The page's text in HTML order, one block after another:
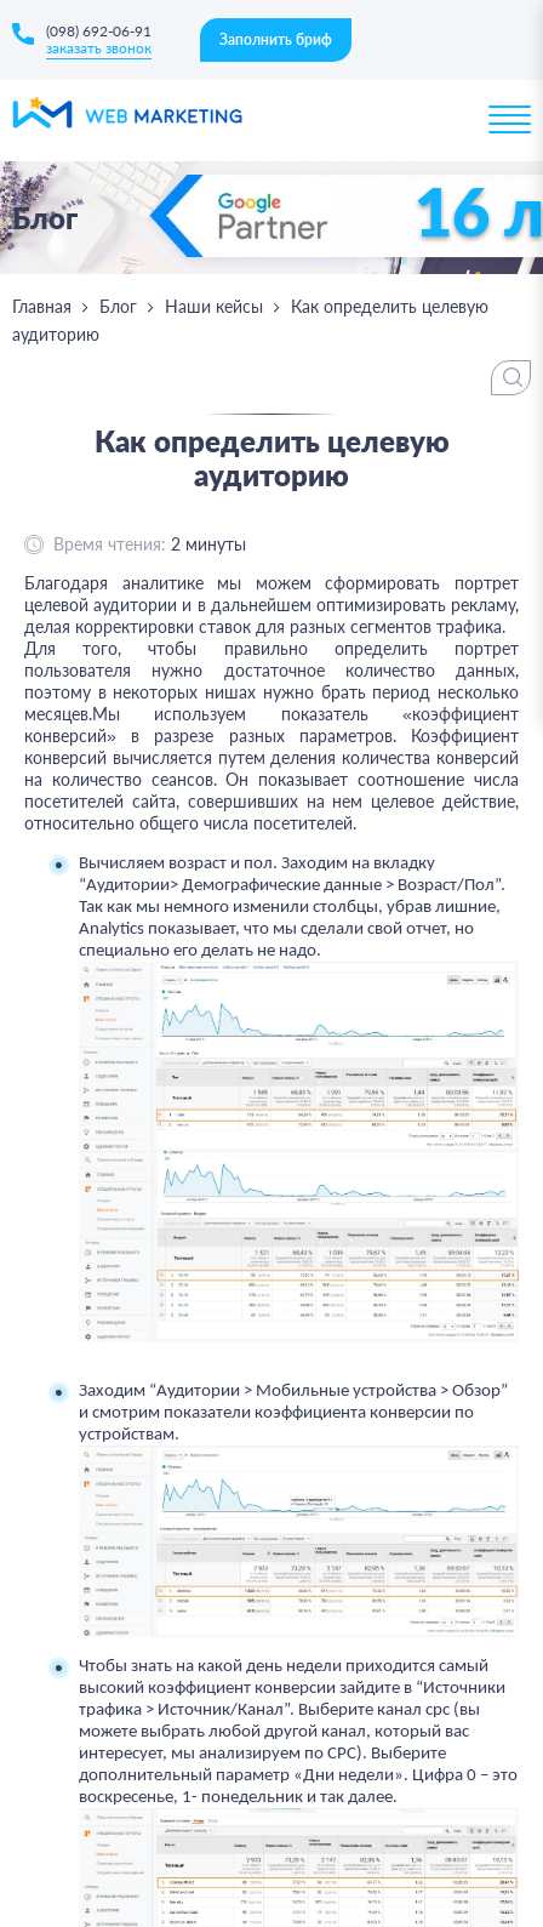
(098) 692-06-91
заказать звонок
Заполнить бриф
Блог 16
Главная Блог Наши кейсы
Как определить целевую
аудиторию
Как определить целевую
аудиторию
Время чтения: 2 минуты
Благодаря аналитике мы можем сформировать портрет
целевой аудитории и в дальнейшем оптимизировать рекламу,
делая корректировки ставок для разных сегментов трафика.
Для того, чтобы правильно определить портрет
пользователя нужно достаточное количество данных,
поэтому в некоторых нишах нужно брать период несколько
месяцев.Мы используем показатель «коэффициент
конверсий» в разрезе разных параметров. Коэффициент
конверсий вычисляется путем деления количества конверсий
на количество сеансов. Он показывает соотношение числа
посетителей сайта, совершивших на нем целевое действие,
относительно общего числа посетителей.
Вычисляем возраст и пол. Заходим на вкладку
“Аудитории> Демографические данные > Возраст/Пол”.
Так как мы немного изменили столбцы, убрав лишние,
Analytics показывает, что мы сделали свой отчет, но
специально его делать не надо.
Заходим “Аудитории > Мобильные устройства > Обзор”
и смотрим показатели коэффициента конверсии по
устройствам.
Чтобы знать на какой день недели приходится самый
высокий коэффициент конверсии зайдите в “Источники
трафика > Источник/Канал”. Выберите канал cpc (вы
можете выбрать любой другой канал, который вас
интересует, мы анализируем по СРС). Выберите
дополнительный параметр «Дни недели». Цифра 0 – это
воскресенье, 1- понедельник и так далее.